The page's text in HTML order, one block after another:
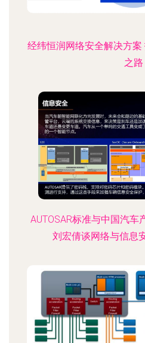
经纬恒润网络安全解决方
之路
AUTOSAR标准与中国汽车
刘宏倩谈网络与信息